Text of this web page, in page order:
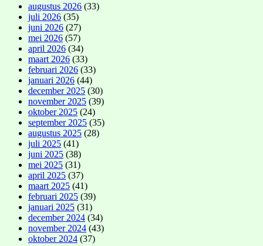
augustus 2026 (33)
juli 2026 (35)
juni 2026 (27)
mei 2026 (57)
april 2026 (34)
maart 2026 (33)
februari 2026 (33)
januari 2026 (44)
december 2025 (30)
november 2025 (39)
oktober 2025 (24)
september 2025 (35)
augustus 2025 (28)
juli 2025 (41)
juni 2025 (38)
mei 2025 (31)
april 2025 (37)
maart 2025 (41)
februari 2025 (39)
januari 2025 (31)
december 2024 (34)
november 2024 (43)
oktober 2024 (37)